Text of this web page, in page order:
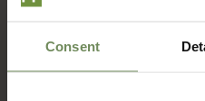
Consent